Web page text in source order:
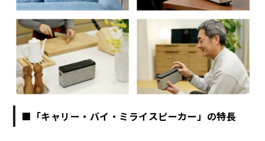
■「キャリー・バイ・ミライスピーカー」の特長